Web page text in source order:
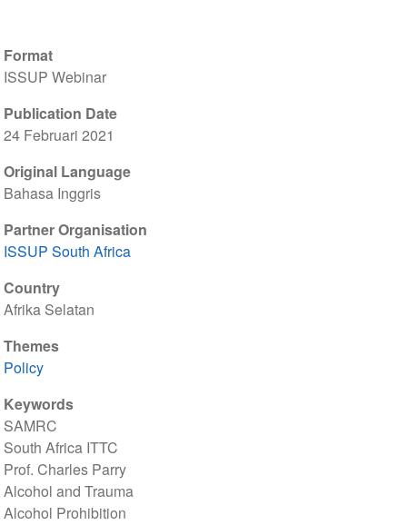
Format
ISSUP Webinar
Publication Date
24 Februari 2021
Original Language
Bahasa Inggris
Partner Organisation
ISSUP South Africa
Country
Afrika Selatan
Themes
Policy
Keywords
SAMRC
South Africa ITTC
Prof. Charles Parry
Alcohol and Trauma
Alcohol Prohibition